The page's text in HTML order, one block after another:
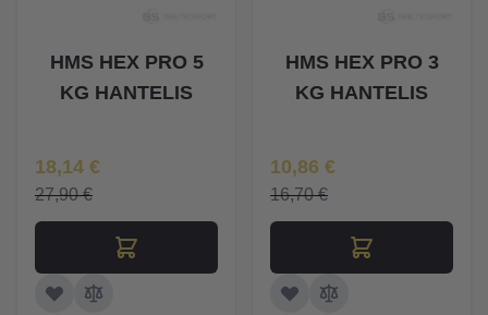
HMS HEX PRO 5
KG HANTELIS
Īpaša Cena
18,14 €
27,90 €
HMS HEX PRO 3
KG HANTELIS
Īpaša Cena
10,86 €
16,70 €